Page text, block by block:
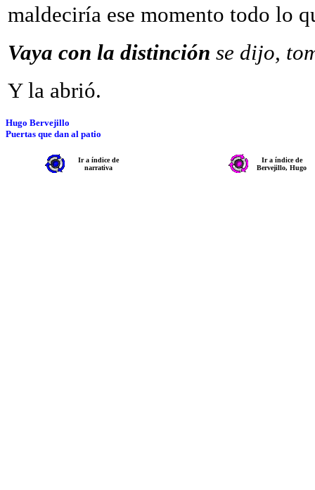
maldeciría ese momento todo lo
Vaya con la distinción se dijo,
Y la abrió.
Hugo Bervejillo
Puertas que dan al patio
Ir a índice de
narrativa
Ir a índice de
Bervejillo, Hugo